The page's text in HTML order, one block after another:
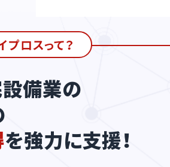
プロスって？
備業の
を強力に支援！